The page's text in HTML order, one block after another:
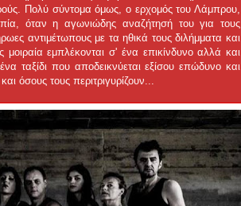
Πολύ σύντομα όμως, ο ερχομός του Λάμπρου,
όταν η αγωνιώδης αναζήτησή του για τους
αντιμέτωπους με τα ηθικά τους διλήμματα και
εμπλέκονται σ' ένα επικίνδυνο αλλά και
ταξίδι που αποδεικνύεται εξίσου επώδυνο και
όσους τους περιτριγυρίζουν...